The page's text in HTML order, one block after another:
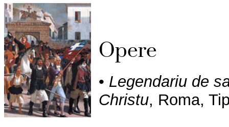
Opere
• Legendariu de
Christu, Roma,